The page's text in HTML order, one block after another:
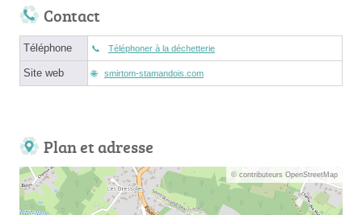
Contact
Téléphone Téléphoner à la déchetterie
Site web smirtom-stamandois.com
Plan et adresse
© contributeurs OpenStreetMap